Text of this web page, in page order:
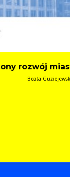
rozwój
Beata